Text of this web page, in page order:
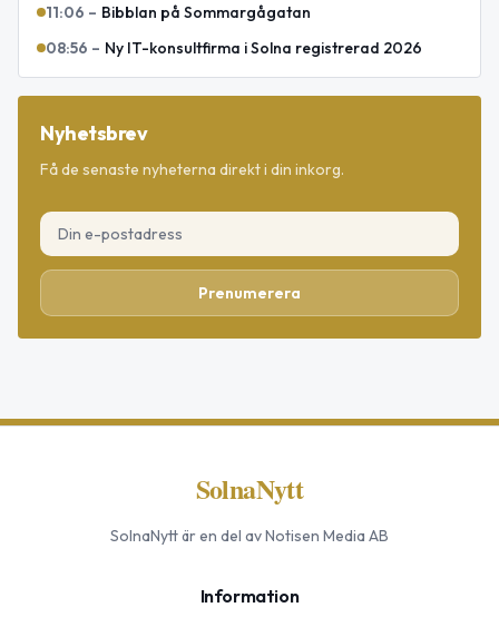
11:06 – Bibblan på Sommargågatan
08:56 – Ny IT-konsultfirma i Solna registrerad 2026
Nyhetsbrev
Få de senaste nyheterna direkt i din inkorg.
Prenumerera
SolnaNytt
SolnaNyttär en del av Notisen Media AB
Information